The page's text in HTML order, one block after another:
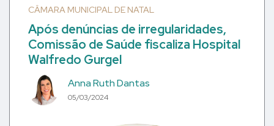
CÂMARA MUNICIPAL DE NATAL
Após denúncias de irregularidades,
Comissão de Saúde fiscaliza Hospital
Walfredo Gurgel
Anna Ruth Dantas
05/03/2024